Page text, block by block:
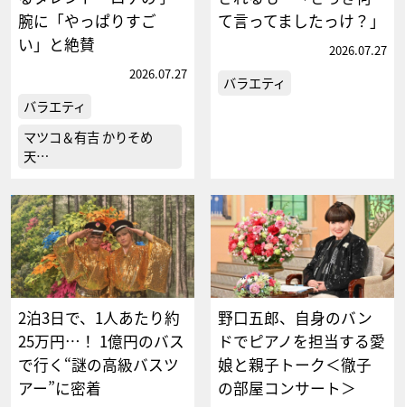
腕に「やっぱりすご
い」と絶賛
2026.07.27
バラエティ
マツコ＆有吉 かりそめ
天…
て言ってましたっけ？」
2026.07.27
バラエティ
2泊3日で、1人あたり約
25万円…！ 1億円のバス
で行く“謎の高級バスツ
アー”に密着
野口五郎、自身のバン
ドでピアノを担当する愛
娘と親子トーク＜徹子
の部屋コンサート＞